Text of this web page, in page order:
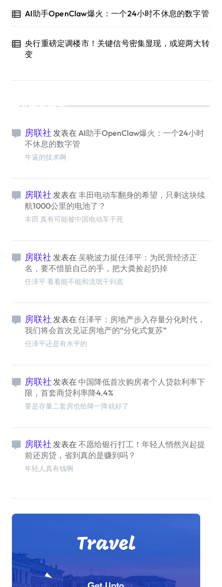
AI助手OpenClaw爆火：一个24小时不休息的数字管
央行重磅定调楼市！关键信号密集显现，或迎两大转
变
最新留言
房联社 发表在 AI助手OpenClaw爆火：一个24小时
不休息的数字管
牛逼的技术啊
房联社 发表在 丰田电动车翻身的希望，只剩这块续
航1000公里的电池了？
丰田 真有可能被中国电动车干死
房联社 发表在 吴晓波力挺任泽平：为民营经济正
名，要不惜脏自己的手，把大粪捡起扔掉
任泽平 看看能不能和流氓干到底
房联社 发表在 任泽平：房地产步入存量分化时代，
我们将会首次见证房地产的“分化式复苏”
任泽平还是有水平的
房联社 发表在 中国降低首次购房者个人贷款利率下
限，首套商贷利率降4.4%
要是存量二套房也给降一降就好了
房联社 发表在 不愿给银行打工！年轻人悄然兴起提
前还房贷，省到真的是赚到吗？
年轻人真有钱啊